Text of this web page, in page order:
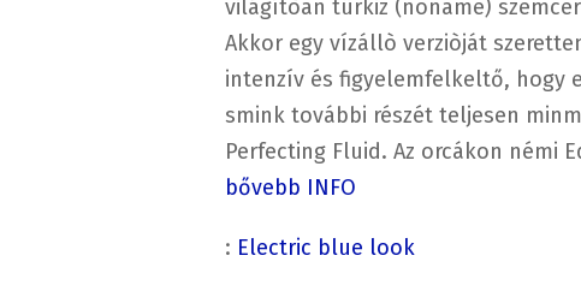
világítòan türkiz (noname)
Akkor egy vízállò verziòját
intenzív és figyelemfelkeltő, hogy
smink további részét teljesen
Perfecting Fluid. Az orcákon némi
bővebb INFO
: Electric blue look